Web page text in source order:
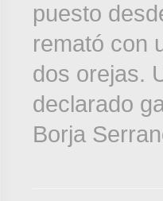
puesto
remató con
dos orejas.
declarado
Borja